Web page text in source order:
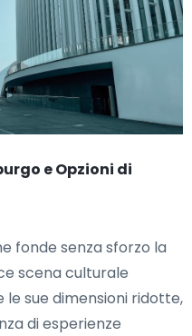
e Opzioni di
fonde senza sforzo la
scena culturale
sue dimensioni ridotte,
di esperienze